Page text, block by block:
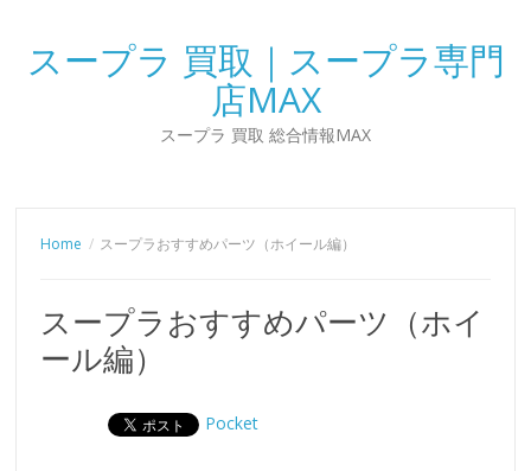
スープラ 買取｜スープラ専門
店MAX
スープラ 買取 総合情報MAX
Home スープラおすすめパーツ（ホイール編）
スープラおすすめパーツ（ホイ
ール編）
Pocket